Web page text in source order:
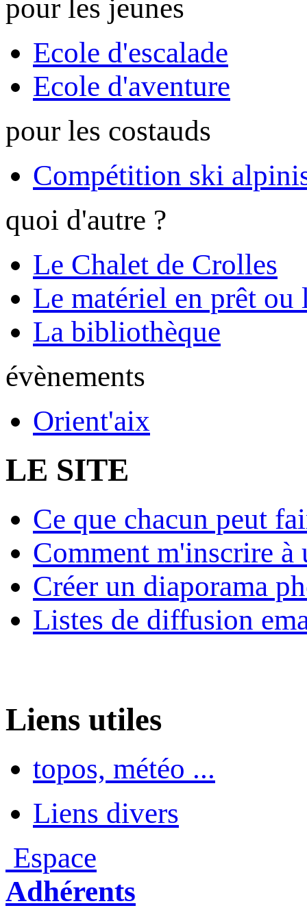
pour les jeunes
Ecole d'escalade
Ecole d'aventure
pour les costauds
Compétition ski
quoi d'autre ?
Le Chalet de Crolles
Le matériel en prêt ou
La bibliothèque
évènements
Orient'aix
LE SITE
Ce que chacun peut
Comment m'inscrire à
Créer un diaporama
Listes de diffusion
Liens utiles
topos, météo ...
Liens divers
Espace
Adhérents